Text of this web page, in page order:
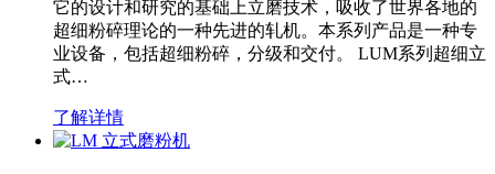
它的设计和研究的基础上立磨技术，吸收了世界各地的
超细粉碎理论的一种先进的轧机。本系列产品是一种专
业设备，包括超细粉碎，分级和交付。 LUM系列超细立
式…
了解详情